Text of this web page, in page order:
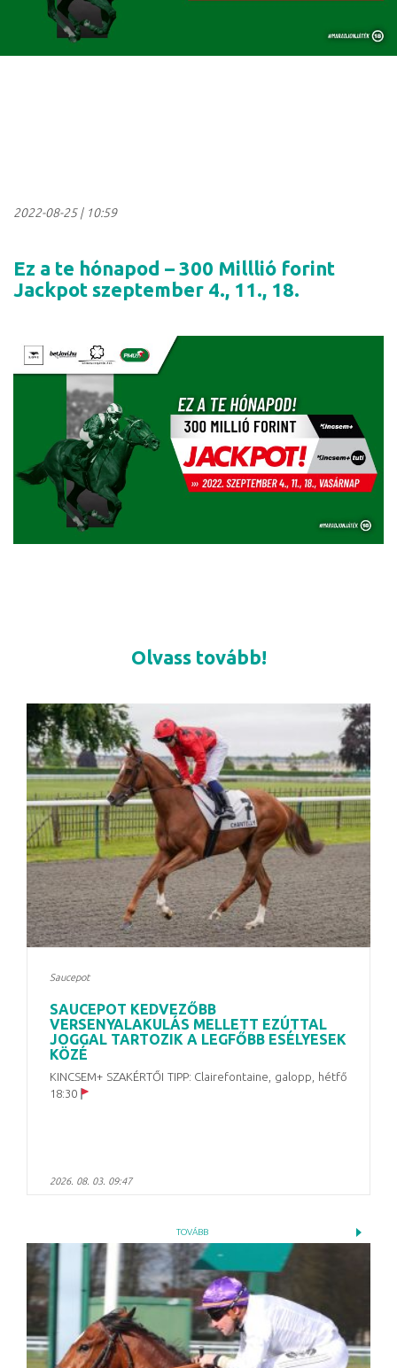
2022-08-25| 10:59
Ez a te hónapod – 300 Milllió forint
Jackpot szeptember 4., 11., 18.
Olvass tovább!
Saucepot
SAUCEPOT KEDVEZŐBB
VERSENYALAKULÁS MELLETT EZÚTTAL
JOGGAL TARTOZIK A LEGFŐBB ESÉLYESEK
KÖZÉ
KINCSEM+ SZAKÉRTŐI TIPP: Clairefontaine, galopp, hétfő
18:30
2026. 08. 03. 09:47
TOVÁBB